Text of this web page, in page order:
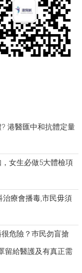
港醫匯中和抗體定量
女生必做5大體檢項
療會播毒,市民毋須
危險？巿民勿盲搶
留給醫護及有真正需